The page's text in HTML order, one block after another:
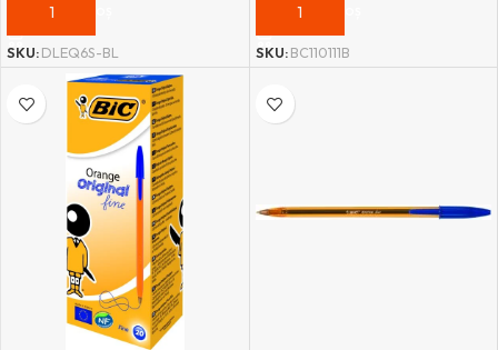
ADAUGĂ ÎN COȘ
SKU:DLEQ6S-BL
ADAUGĂ ÎN COȘ
SKU:BC110111B